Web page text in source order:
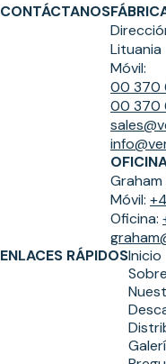
CONTÁCTANOS
Lituania
Móvil:
00 370
00 370
Móvil:
Oficina:
ENLACES RÁPIDOSInicio